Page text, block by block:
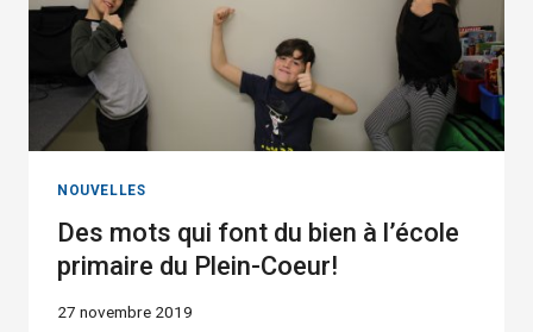
NOUVELLES
Des mots qui font du bien à l’école
primaire du Plein-Coeur!
27 novembre 2019